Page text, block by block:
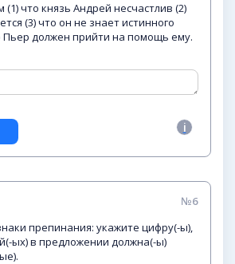
что князь Андрей несчастлив (2)
(3) что он не знает истинного
Пьер должен прийти на помощь ему.
№6
препинания: укажите цифру(-ы),
ых) в предложении должна(-ы)